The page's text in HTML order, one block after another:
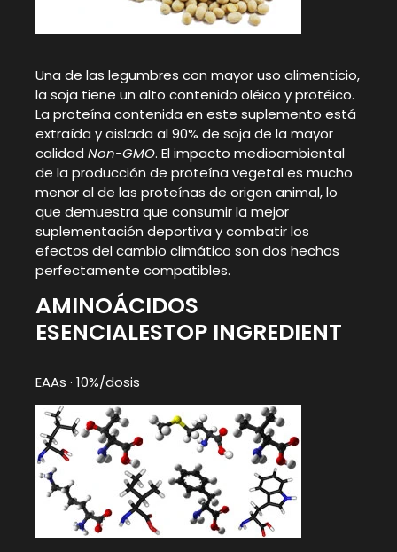
Una de las legumbres con mayor uso alimenticio,
la soja tiene un alto contenido oléico y protéico.
La proteína contenida en este suplemento está
extraída y aislada al 90% de soja de la mayor
calidad Non-GMO. El impacto medioambiental
de la producción de proteína vegetal es mucho
menor al de las proteínas de origen animal, lo
que demuestra que consumir la mejor
suplementación deportiva y combatir los
efectos del cambio climático son dos hechos
perfectamente compatibles.
AMINOÁCIDOS
ESENCIALESTOP INGREDIENT
EAAs · 10%/dosis